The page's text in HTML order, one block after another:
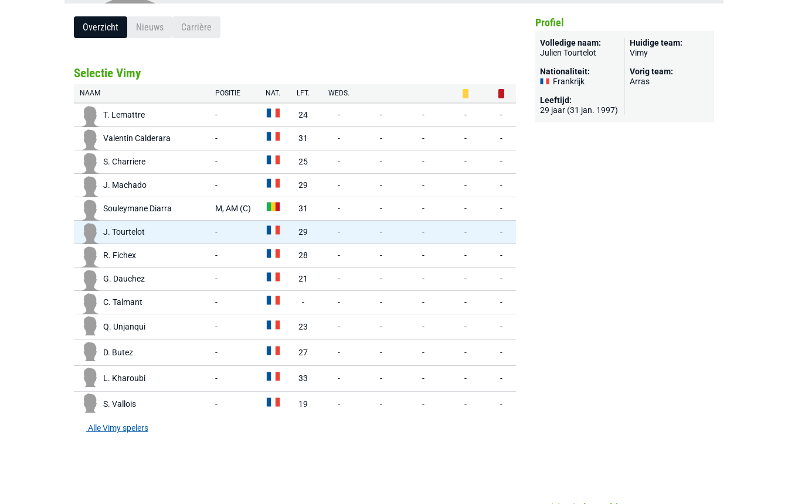
Overzicht Nieuws Carrière
Selectie Vimy
NAAM POSITIE NAT. LFT. WEDS.
T. Lemattre - 24 - - - - -
Valentin Calderara - 31 - - - - -
S. Charriere - 25 - - - - -
J. Machado - 29 - - - - -
Souleymane Diarra M, AM (C) 31 - - - - -
J. Tourtelot - 29 - - - - -
R. Fichex - 28 - - - - -
G. Dauchez - 21 - - - - -
C. Talmant - - - - - - -
Q. Unjanqui - 23 - - - - -
D. Butez - 27 - - - - -
L. Kharoubi - 33 - - - - -
S. Vallois - 19 - - - - -
Alle Vimy spelers
Profiel
Volledige naam:
Julien Tourtelot
Nationaliteit:
Frankrijk
Leeftijd:
29 jaar (31 jan. 1997)
Huidige team:
Vimy
Vorig team:
Arras